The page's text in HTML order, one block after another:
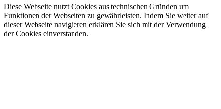
Diese Webseite nutzt Cookies aus technischen Gründen um
Funktionen der Webseiten zu gewährleisten. Indem Sie weiter auf
dieser Webseite navigieren erklären Sie sich mit der Verwendung
der Cookies einverstanden.